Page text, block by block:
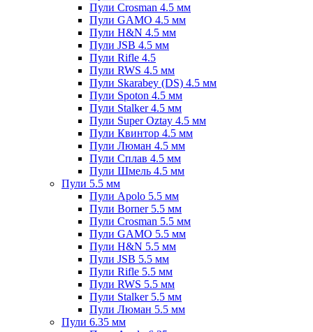
Пули Crosman 4.5 мм
Пули GAMO 4.5 мм
Пули H&N 4.5 мм
Пули JSB 4.5 мм
Пули Rifle 4.5
Пули RWS 4.5 мм
Пули Skarabey (DS) 4.5 мм
Пули Spoton 4.5 мм
Пули Stalker 4.5 мм
Пули Super Oztay 4.5 мм
Пули Квинтор 4.5 мм
Пули Люман 4.5 мм
Пули Сплав 4.5 мм
Пули Шмель 4.5 мм
Пули 5.5 мм
Пули Apolo 5.5 мм
Пули Borner 5.5 мм
Пули Crosman 5.5 мм
Пули GAMO 5.5 мм
Пули H&N 5.5 мм
Пули JSB 5.5 мм
Пули Rifle 5.5 мм
Пули RWS 5.5 мм
Пули Stalker 5.5 мм
Пули Люман 5.5 мм
Пули 6.35 мм